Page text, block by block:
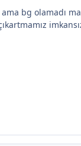
bg olamadı